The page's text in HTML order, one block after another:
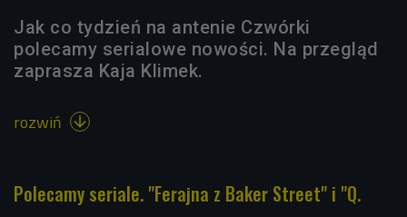
Jak co tydzień na antenie Czwórki
polecamy serialowe nowości. Na przegląd
zaprasza Kaja Klimek.
rozwiń 
Polecamy seriale. "Ferajna z Baker Street" i "Q.